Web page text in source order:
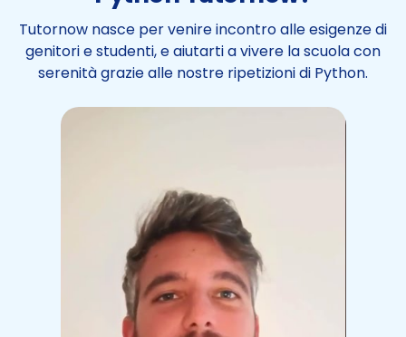
Tutornow nasce per venire incontro alle esigenze di
genitori e studenti, e aiutarti a vivere la scuola con
serenità grazie alle nostre ripetizioni di Python.